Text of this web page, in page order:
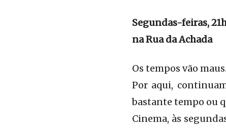
Segundas-feiras,
na Rua da Achada
Os tempos vão
Por aqui,
bastante tempo ou
Cinema, às